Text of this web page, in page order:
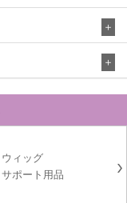
ウィッグ
サポート用品